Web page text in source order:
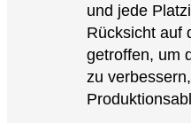
und jede
Rücksicht auf
getroffen, um
zu